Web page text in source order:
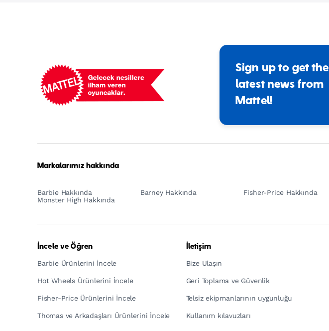
Sign up to get the
latest news from
Mattel!
Markalarımız hakkında
Barbie Hakkında Barney Hakkında Fisher-Price Hakkında
Monster High Hakkında
İncele ve Öğren
Barbie Ürünlerini İncele
Hot Wheels Ürünlerini İncele
Fisher-Price Ürünlerini İncele
Thomas ve Arkadaşları Ürünlerini İncele
İletişim
Bize Ulaşın
Geri Toplama ve Güvenlik
Telsiz ekipmanlarının uygunluğu
Kullanım kılavuzları